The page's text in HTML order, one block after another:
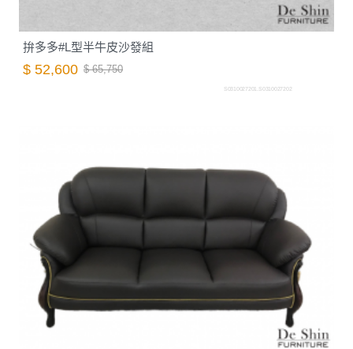
拚多多#L型半牛皮沙發組
$ 52,600 $ 65,750
S0310027201.S0310027202